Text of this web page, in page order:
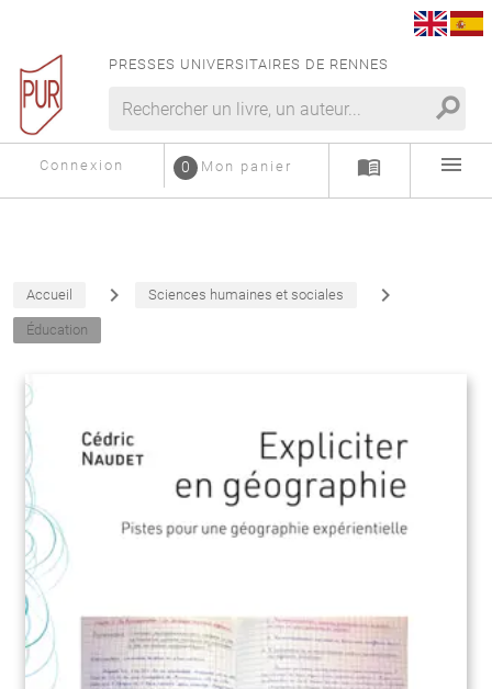
PRESSES UNIVERSITAIRES DE RENNES
search
Connexion Mon panier
0 menu_book menu
Accueil navigate_next Sciences humaines et sociales navigate_next
Éducation